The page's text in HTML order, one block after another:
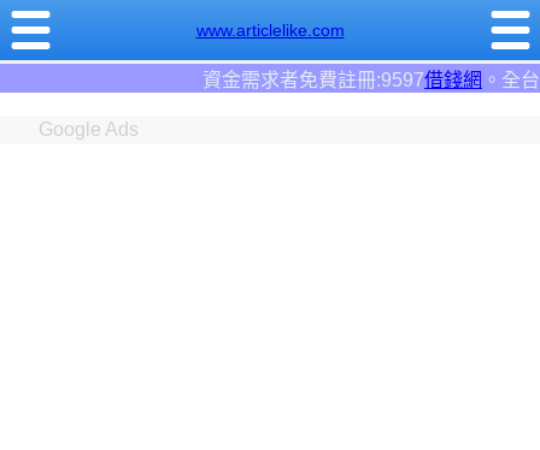
www.articlelike.com
資金需求者免費註冊:9597借錢網。全台前三大借錢網站！
Google Ads